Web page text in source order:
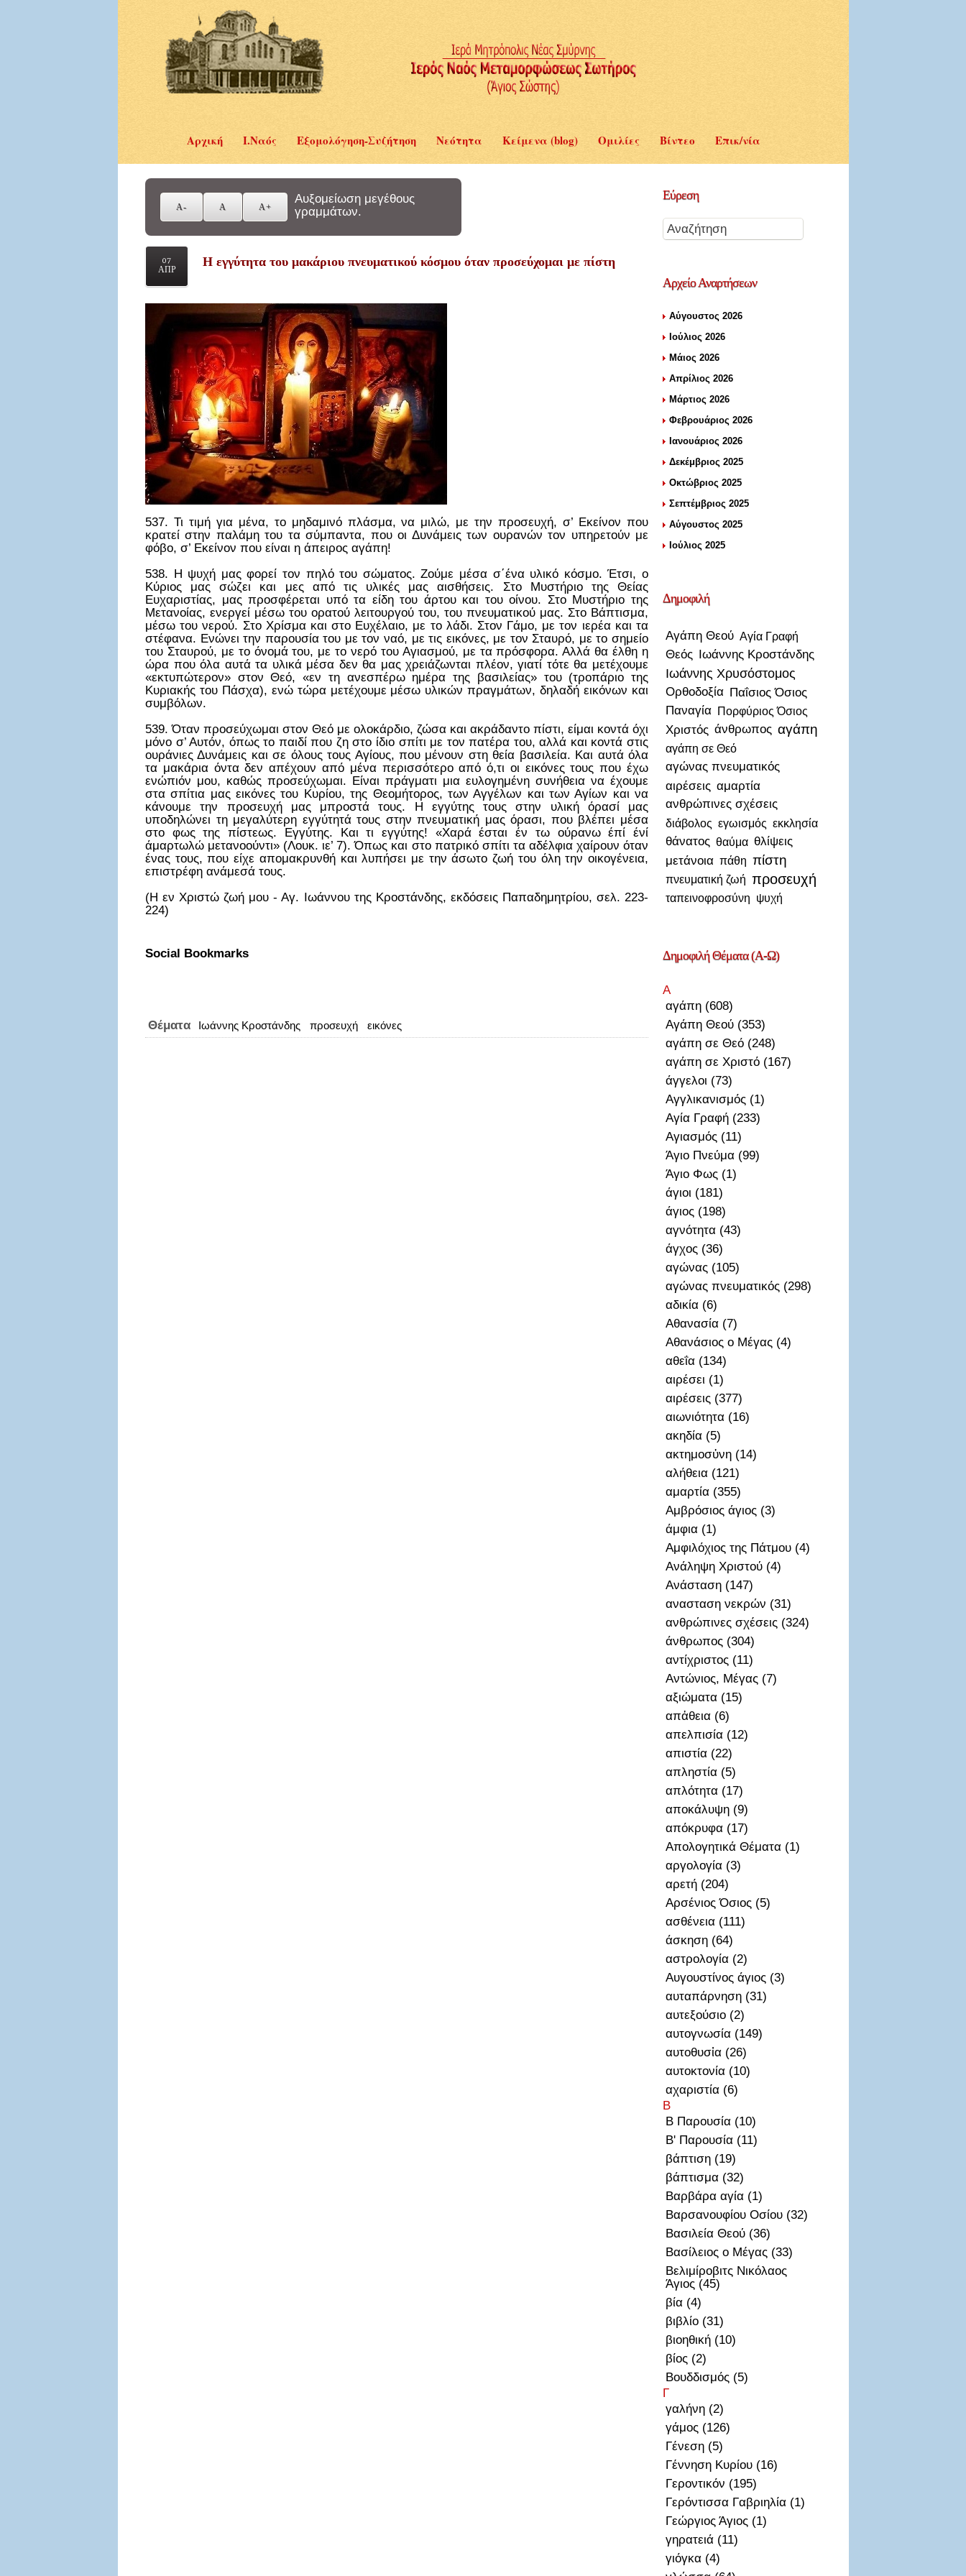
Αρχική Ι.Ναός Εξομολόγηση-Συζήτηση Νεότητα Κείμενα (blog) Ομιλίες Βίντεο Επικ/νία
Αυξομείωση μεγέθους
γραμμάτων.
07
ΑΠΡ
Η εγγύτητα του μακάριου πνευματικού κόσμου όταν προσεύχομαι με πίστη
537. Τι τιμή για μένα, το μηδαμινό πλάσμα, να μιλώ, με την προσευχή, σ’ Εκείνον που
κρατεί στην παλάμη του τα σύμπαντα, που οι Δυνάμεις των ουρανών τον υπηρετούν με
φόβο, σ’ Εκείνον που είναι η άπειρος αγάπη!
538. Η ψυχή μας φορεί τον πηλό του σώματος. Ζούμε μέσα σ΄ένα υλικό κόσμο. Έτσι, ο
Κύριος μας σώζει και μες από τις υλικές μας αισθήσεις. Στο Μυστήριο της Θείας
Ευχαριστίας, μας προσφέρεται υπό τα είδη του άρτου και του οίνου. Στο Μυστήριο της
Μετανοίας, ενεργεί μέσω του ορατού λειτουργού του, του πνευματικού μας. Στο Βάπτισμα,
μέσω του νερού. Στο Χρίσμα και στο Ευχέλαιο, με το λάδι. Στον Γάμο, με τον ιερέα και τα
στέφανα. Ενώνει την παρουσία του με τον ναό, με τις εικόνες, με τον Σταυρό, με το σημείο
του Σταυρού, με το όνομά του, με το νερό του Αγιασμού, με τα πρόσφορα. Αλλά θα έλθη η
ώρα που όλα αυτά τα υλικά μέσα δεν θα μας χρειάζωνται πλέον, γιατί τότε θα μετέχουμε
«εκτυπώτερον» στον Θεό, «εν τη ανεσπέρω ημέρα της βασιλείας» του (τροπάριο της
Κυριακής του Πάσχα), ενώ τώρα μετέχουμε μέσω υλικών πραγμάτων, δηλαδή εικόνων και
συμβόλων.
539. Όταν προσεύχωμαι στον Θεό με ολοκάρδιο, ζώσα και ακράδαντο πίστι, είμαι κοντά όχι
μόνο σ’ Αυτόν, όπως το παιδί που ζη στο ίδιο σπίτι με τον πατέρα του, αλλά και κοντά στις
ουράνιες Δυνάμεις και σε όλους τους Αγίους, που μένουν στη θεία βασιλεία. Και αυτά όλα
τα μακάρια όντα δεν απέχουν από μένα περισσότερο από ό,τι οι εικόνες τους που έχω
ενώπιόν μου, καθώς προσεύχωμαι. Είναι πράγματι μια ευλογημένη συνήθεια να έχουμε
στα σπίτια μας εικόνες του Κυρίου, της Θεομήτορος, των Αγγέλων και των Αγίων και να
κάνουμε την προσευχή μας μπροστά τους. Η εγγύτης τους στην υλική όρασί μας
υποδηλώνει τη μεγαλύτερη εγγύτητά τους στην πνευματική μας όρασι, που βλέπει μέσα
στο φως της πίστεως. Εγγύτης. Και τι εγγύτης! «Χαρά έσται έν τω ούρανω έπί ένί
άμαρτωλώ μετανοούντι» (Λουκ. ιε’ 7). Όπως και στο πατρικό σπίτι τα αδέλφια χαίρουν όταν
ένας τους, που είχε απομακρυνθή και λυπήσει με την άσωτο ζωή του όλη την οικογένεια,
επιστρέφη ανάμεσά τους.
(Η εν Χριστώ ζωή μου - Αγ. Ιωάννου της Κροστάνδης, εκδόσεις Παπαδημητρίου, σελ. 223-
224)
Social Bookmarks
Θέματα Ιωάννης Κροστάνδης προσευχή εικόνες
Εύρεση
ΑρχείοΑναρτήσεων
Αύγουστος 2026
Ιούλιος 2026
Μάιος 2026
Απρίλιος 2026
Μάρτιος 2026
Φεβρουάριος 2026
Ιανουάριος 2026
Δεκέμβριος 2025
Οκτώβριος 2025
Σεπτέμβριος 2025
Αύγουστος 2025
Ιούλιος 2025
Δημοφιλή
Αγάπη Θεού Αγία Γραφή
Θεός Ιωάννης Κροστάνδης
Ιωάννης Χρυσόστομος
Ορθοδοξία Παΐσιος Όσιος
Παναγία Πορφύριος Όσιος
Χριστός άνθρωπος αγάπη
αγάπη σε Θεό
αγώνας πνευματικός
αιρέσεις αμαρτία
ανθρώπινες σχέσεις
διάβολος εγωισμός εκκλησία
θάνατος θαύμα θλίψεις
μετάνοια πάθη πίστη
πνευματική ζωή προσευχή
ταπεινοφροσύνη ψυχή
ΔημοφιλήΘέματα (Α-Ω)
Α
αγάπη (608)
Αγάπη Θεού (353)
αγάπη σε Θεό (248)
αγάπη σε Χριστό (167)
άγγελοι (73)
Αγγλικανισμός (1)
Αγία Γραφή (233)
Αγιασμός (11)
Άγιο Πνεύμα (99)
Άγιο Φως (1)
άγιοι (181)
άγιος (198)
αγνότητα (43)
άγχος (36)
αγώνας (105)
αγώνας πνευματικός (298)
αδικία (6)
Αθανασία (7)
Αθανάσιος ο Μέγας (4)
αθεΐα (134)
αιρέσει (1)
αιρέσεις (377)
αιωνιότητα (16)
ακηδία (5)
ακτημοσὐνη (14)
αλήθεια (121)
αμαρτία (355)
Αμβρόσιος άγιος (3)
άμφια (1)
Αμφιλόχιος της Πάτμου (4)
Ανάληψη Χριστού (4)
Ανάσταση (147)
ανασταση νεκρών (31)
ανθρώπινες σχέσεις (324)
άνθρωπος (304)
αντίχριστος (11)
Αντώνιος, Μέγας (7)
αξιώματα (15)
απἀθεια (6)
απελπισία (12)
απιστία (22)
απληστία (5)
απλότητα (17)
αποκάλυψη (9)
απόκρυφα (17)
Απολογητικά Θέματα (1)
αργολογία (3)
αρετή (204)
Αρσένιος Όσιος (5)
ασθένεια (111)
άσκηση (64)
αστρολογία (2)
Αυγουστίνος άγιος (3)
αυταπάρνηση (31)
αυτεξούσιο (2)
αυτογνωσία (149)
αυτοθυσἰα (26)
αυτοκτονία (10)
αχαριστία (6)
Β
Β Παρουσία (10)
Β' Παρουσία (11)
βάπτιση (19)
βάπτισμα (32)
Βαρβάρα αγία (1)
Βαρσανουφίου Οσίου (32)
Βασιλεία Θεού (36)
Βασίλειος ο Μέγας (33)
Βελιμίροβιτς Νικόλαος
Άγιος (45)
βία (4)
βιβλίο (31)
βιοηθική (10)
βίος (2)
Βουδδισμός (5)
Γ
γαλήνη (2)
γάμος (126)
Γένεση (5)
Γέννηση Κυρίου (16)
Γεροντικόν (195)
Γερόντισσα Γαβριηλία (1)
Γεώργιος Άγιος (1)
γηρατειά (11)
γιόγκα (4)